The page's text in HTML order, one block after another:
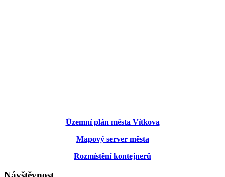
Územní plán města Vítkova
Mapový server města
Rozmístění kontejnerů